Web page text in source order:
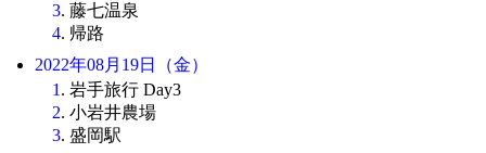
3. 藤七温泉
4. 帰路
2022年08月19日（金）
1 . 岩手旅行 Day3
2. 小岩井農場
3. 盛岡駅